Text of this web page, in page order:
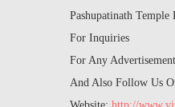
Pashupatinath
For Inquiries
For Any
And Also Follow Us